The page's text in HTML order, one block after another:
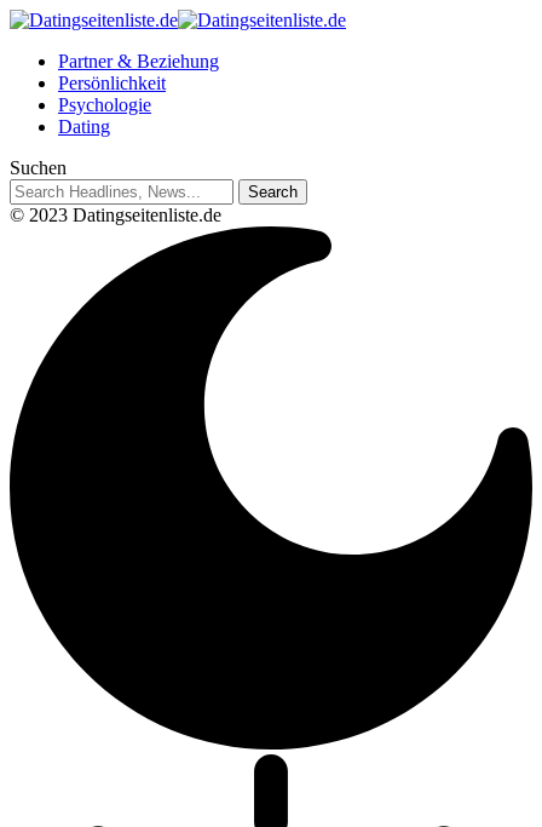
Partner & Beziehung
Persönlichkeit
Psychologie
Dating
Suchen
© 2023 Datingseitenliste.de